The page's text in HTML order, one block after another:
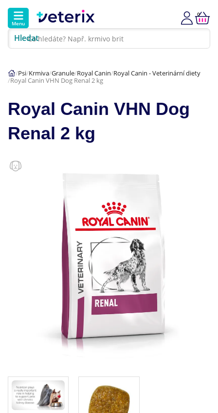
Menu
Hledat
0
Hlavní kategorie
Akce
Psi
Kočky
Dárkové poukazy
Klinika Veterix
777 319 516 (Po–Pá, 9–19h; So–Ne, 9–14h)
info@veterix.cz
E-shop Veterix
777 319 517 (Po–Pá, 8–15h)
eshop@veterix.cz
Psi Krmiva Granule Royal Canin Royal Canin - Veterinární diety
Royal Canin VHN Dog Renal 2 kg
Royal Canin VHN Dog
Renal 2 kg